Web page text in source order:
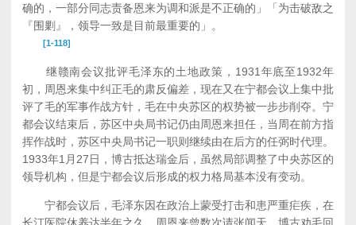
确的，一部分同志责备恩来为调和派是不正确的」「为击破敌之
『围剿』，领导一致是目前最重要的」。
[1-118]
继赣南会议批评毛泽东的土地政策，1931年底至1932年
初，周恩来集中纠正毛的肃反偏差，现在又在宁都会议上集中批
评了毛的军事作战方针，毛在中央苏区的权势被一步步削夺。宁
都会议结束后，苏区中央局书记仍由周恩来担任，当周在前方指
挥作战时，苏区中央局书记一职则继续由在后方的任弼时代理。
1933年1月27日，博古抵达瑞金后，虽然局部调整了中央苏区的
领导机构，但是宁都会议后形成的权力格局基本没有变动。
宁都会议后，毛泽东因在政治上蒙受打击和患严重疟疾，在
长汀医院休养达半年之久，周恩来曾数次请张闻天、博古劝毛回